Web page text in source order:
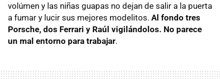
volúmen y las niñas guapas no dejan de salir a la puerta
a fumar y lucir sus mejores modelitos. Al fondo tres
Porsche, dos Ferrari y Raúl vigilándolos. No parece
un mal entorno para trabajar.